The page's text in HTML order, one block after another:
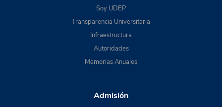
Soy UDEP
Transparencia Universitaria
Infraestructura
Autoridades
Memorias Anuales
Admisión